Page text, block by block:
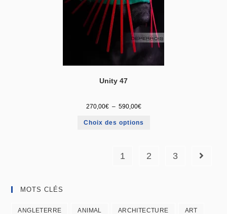
Unity 47
270,00€ – 590,00€
Choix des options
1 2 3
MOTS CLÉS
ANGLETERRE ANIMAL ARCHITECTURE ART